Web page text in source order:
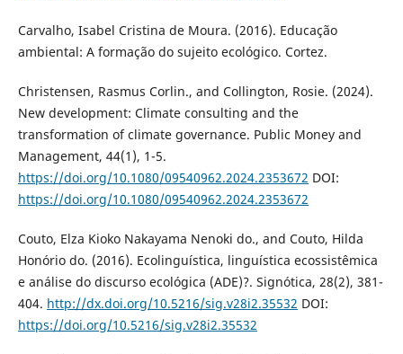
Carvalho, Isabel Cristina de Moura. (2016). Educação
ambiental: A formação do sujeito ecológico. Cortez.
Christensen, Rasmus Corlin., and Collington, Rosie. (2024).
New development: Climate consulting and the
transformation of climate governance. Public Money and
Management, 44(1), 1-5.
https://doi.org/10.1080/09540962.2024.2353672 DOI:
https://doi.org/10.1080/09540962.2024.2353672
Couto, Elza Kioko Nakayama Nenoki do., and Couto, Hilda
Honório do. (2016). Ecolinguística, linguística ecossistêmica
e análise do discurso ecológica (ADE)?. Signótica, 28(2), 381-
404. http://dx.doi.org/10.5216/sig.v28i2.35532 DOI:
https://doi.org/10.5216/sig.v28i2.35532